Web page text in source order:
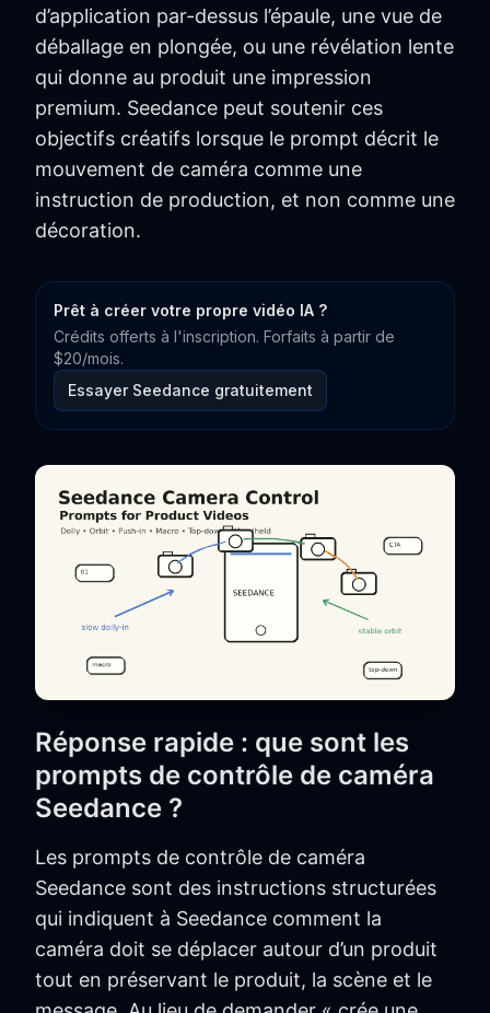
d’application par-dessus l’épaule, une vue de
déballage en plongée, ou une révélation lente
qui donne au produit une impression
premium. Seedance peut soutenir ces
objectifs créatifs lorsque le prompt décrit le
mouvement de caméra comme une
instruction de production, et non comme une
décoration.
Prêt à créer votre propre vidéo IA ?
Crédits offerts à l'inscription. Forfaits à partir de
$20/mois.
Essayer Seedance gratuitement
Réponse rapide : que sont les
prompts de contrôle de caméra
Seedance ?
Les prompts de contrôle de caméra
Seedance sont des instructions structurées
qui indiquent à Seedance comment la
caméra doit se déplacer autour d’un produit
tout en préservant le produit, la scène et le